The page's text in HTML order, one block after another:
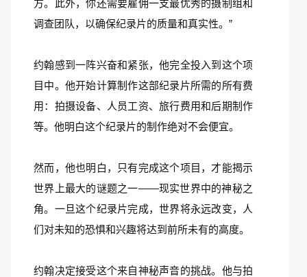
方。此外，你还需要雇佣一支最优秀的摄制组和
调查团队，以确保纪录片的质量和真实性。”
约翰感到一阵兴奋和紧张，他完全投入到这个项
目中。他开始计算制作这部纪录片所需的所有费
用：拍摄设备、人员工资、旅行费用和后期制作
等。他明白这个纪录片的制作绝对不会便宜。
然而，他也明白，只有完成这个项目，才能揭示
世界上最大的谜题之一——现实世界中的神秘之
角。一旦这个纪录片完成，世界将永远改变，人
们对未知的恐惧和兴趣将达到前所未有的高度。
约翰决定接受这个来自神秘声音的挑战。他与拍